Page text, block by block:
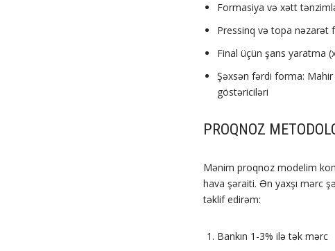
Formasiya və xətt
Pressinq və topa nəzarət
Final üçün şans yaratma
Şəxsən fərdi forma:
göstəriciləri
PROQNOZ
Mənim proqnoz modelim
hava şəraiti. Ən yaxşı mərc
təklif edirəm:
Bankın 1-3% ilə tək mərc